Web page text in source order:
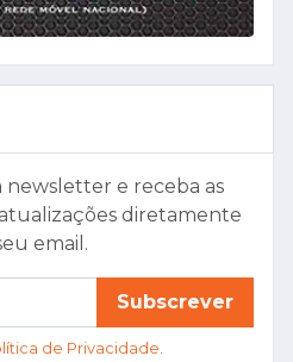
newsletter e receba as
diretamente
email.
Subscrever
de Privacidade.